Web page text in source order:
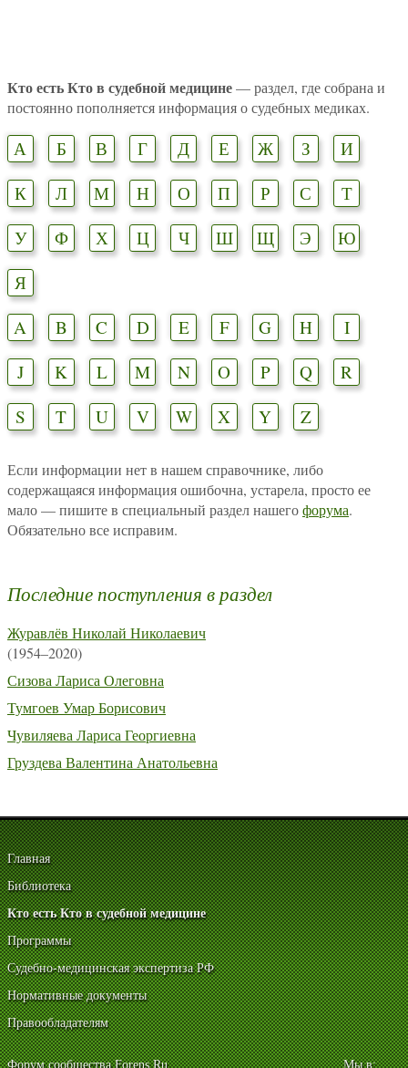
Кто есть Кто в судебной медицине— раздел, где собрана и
постоянно пополняется информация о судебных медиках.
А Б В Г Д Е Ж З
И
К
Л М Н О П Р С
Т
У
Ф Х Ц Ч Ш Щ Э
Ю
Я
A
B C D E F G H
I
J
K L M N O P Q
R
S
T U V W X Y Z
Если информации нет в нашем справочнике, либо
содержащаяся информация ошибочна, устарела, просто ее
мало — пишите в специальный раздел нашегофорума.
Обязательно все исправим.
Последние поступления в раздел
Журавлёв Николай Николаевич
(1954–2020)
Сизова Лариса Олеговна
Тумгоев Умар Борисович
Чувиляева Лариса Георгиевна
Груздева Валентина Анатольевна
Главная
Библиотека
Кто есть Кто в судебной медицине
Программы
Судебно-медицинская экспертиза РФ
Нормативные документы
Правообладателям
Форум сообщества Forens.Ru Мы в: